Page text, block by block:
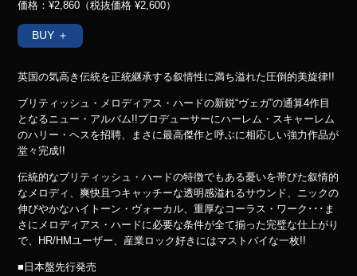
価格：¥2,860（税抜価格 ¥2,600）
BUY ＋
英国の気高き伝統を正統継承する叙情性に満ち溢れた圧倒的美旋律!!
ブリティッシュ・メロディアス・ハードの新鋭“ヴェガ”の通算4作目
となるニュー・アルバム!!プロデューサーにハーレム・スキャーレム
のハリー・ヘスを招聘、まさに最高傑作と呼ぶに相応しい強力作品が
堂々完成!!
伝統的なブリティッシュ・ハードの特徴でもある憂いを帯びた叙情的
なメロディ、爽快且つキャッチーな透明感溢れるサウンド、ニックの
伸びやかなハイトーン・ヴォーカル、重厚なコーラス・ワーク･･･ま
さにメロディアス・ハードに必要な条件が全て揃った完璧な仕上がり
で、HR/HMユーザー、産業ロック好きにはマストバイな一枚!!
■日本盤先行発売